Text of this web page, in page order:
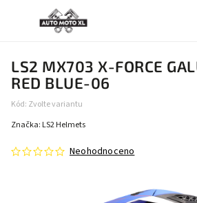
LS2 MX703 X-FORCE
RED BLUE-06
Kód: Zvolte variantu
Neohodnoceno
Značka: LS2 Helmets